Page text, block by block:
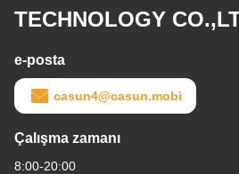
TECHNOLOGY
e-posta
casun4@casun.mobi
Çalışma zamanı
8:00-20:00